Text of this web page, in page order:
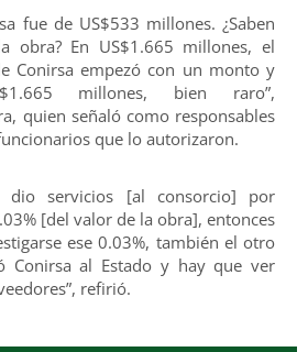
fue de US$533 millones. ¿Saben
obra? En US$1.665 millones, el
Conirsa empezó con un monto y
millones, bien raro”,
quien señaló como responsables
que lo autorizaron.
servicios [al consorcio] por
[del valor de la obra], entonces
ese 0.03%, también el otro
Conirsa al Estado y hay que ver
refirió.